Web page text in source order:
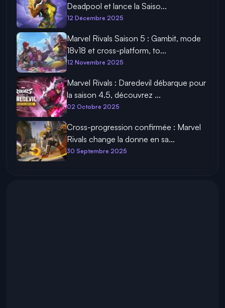
Deadpool et lance la Saiso...
12 Décembre 2025
Marvel Rivals Saison 5 : Gambit, mode
18v18 et cross-platform, to...
12 Novembre 2025
Marvel Rivals : Daredevil débarque pour
la saison 4.5, découvrez ...
02 Octobre 2025
Cross-progression confirmée : Marvel
Rivals change la donne en sa...
30 Septembre 2025